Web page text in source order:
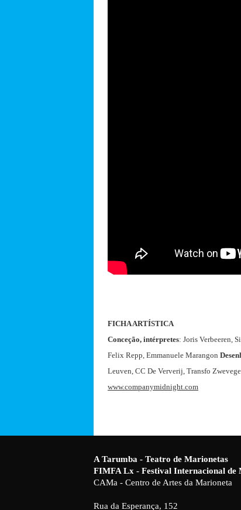
FICHA ARTÍSTICA
Conceção, intérpretes: Joris Verbeeren,
Felix Repp, Emmanuele Marangon
Leuven, CC De Ververij, Transfo
www.companymidnight.com
A Tarumba - Teatro de Marionetas
FIMFA Lx - Festival Internacional de
CAMa - Centro de Artes da Marioneta
Rua da Esperança, 152